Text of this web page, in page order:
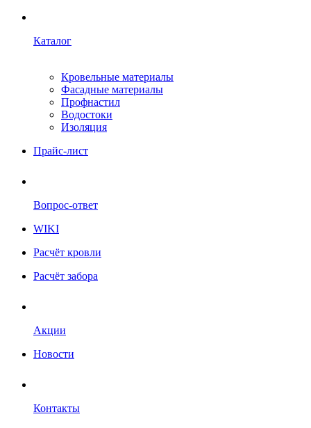
Каталог
Кровельные материалы
Фасадные материалы
Профнастил
Водостоки
Изоляция
Прайс-лист
Вопрос-ответ
WIKI
Расчёт кровли
Расчёт забора
Акции
Новости
Контакты